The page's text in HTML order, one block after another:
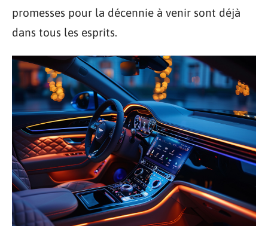
promesses pour la décennie à venir sont déjà
dans tous les esprits.